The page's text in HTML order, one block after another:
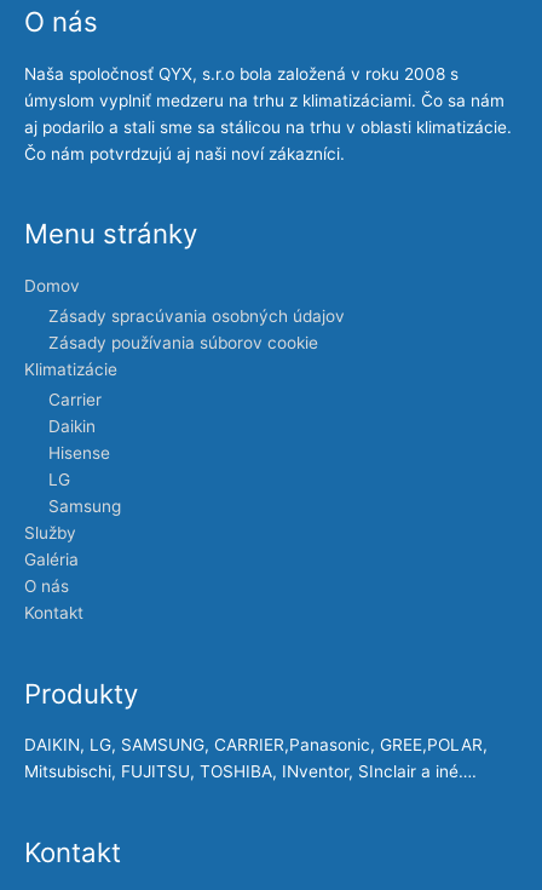
O nás
Naša spoločnosť QYX, s.r.o bola založená v roku 2008 s
úmyslom vyplniť medzeru na trhu z klimatizáciami. Čo sa nám
aj podarilo a stali sme sa stálicou na trhu v oblasti klimatizácie.
Čo nám potvrdzujú aj naši noví zákazníci.
Menu stránky
Domov
Zásady spracúvania osobných údajov
Zásady používania súborov cookie
Klimatizácie
Carrier
Daikin
Hisense
LG
Samsung
Služby
Galéria
O nás
Kontakt
Produkty
DAIKIN, LG, SAMSUNG, CARRIER,Panasonic, GREE,POLAR,
Mitsubischi, FUJITSU, TOSHIBA, INventor, SInclair a iné….
Kontakt